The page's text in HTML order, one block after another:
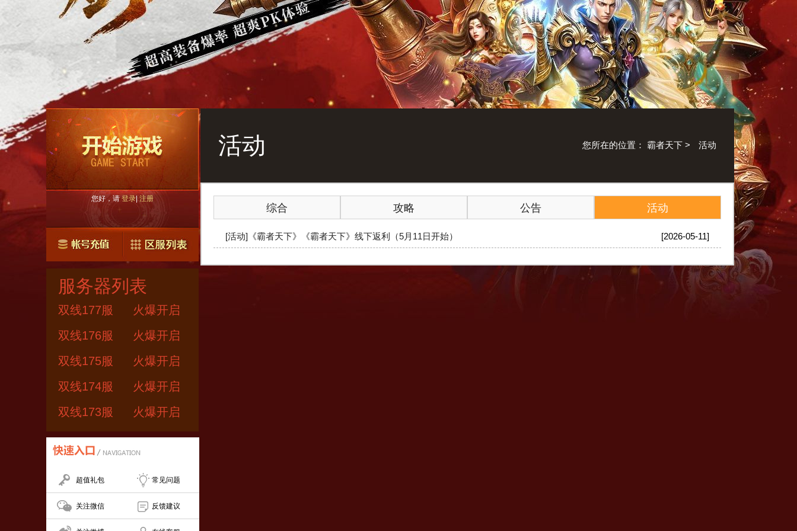
您好，请登录 |注册
服务器列表
双线177服
火爆开启
双线176服
火爆开启
双线175服
火爆开启
双线174服
火爆开启
双线173服
火爆开启
超值礼包 常见问题
关注微信 反馈建议
活动 您所在的位置： 霸者天下 > 活动
综合 攻略 公告 活动
[活动]《霸者天下》《霸者天下》线下返利（5月11日开始） [2026-05-11]